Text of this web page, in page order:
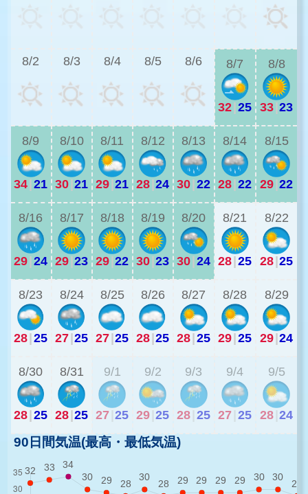
8/2 8/3 8/4 8/5 8/6 8/7
32|25
8/8
33|23
8/9
34|21
8/10
30|21
8/11
29|21
8/12
28|24
8/13
30|22
8/14
28|22
8/15
29|22
8/16
29|24
8/17
29|23
8/18
29|22
8/19
30|23
8/20
30|24
8/21
28|25
8/22
28|25
8/23
28|25
8/24
27|25
8/25
27|25
8/26
28|25
8/27
28|25
8/28
29|25
8/29
29|24
8/30
28|25
8/31
28|25
9/1
27 25
9/2
29 25
9/3
28 25
9/4
27 25
9/5
28 24
90日間気温(最高・最低気温)